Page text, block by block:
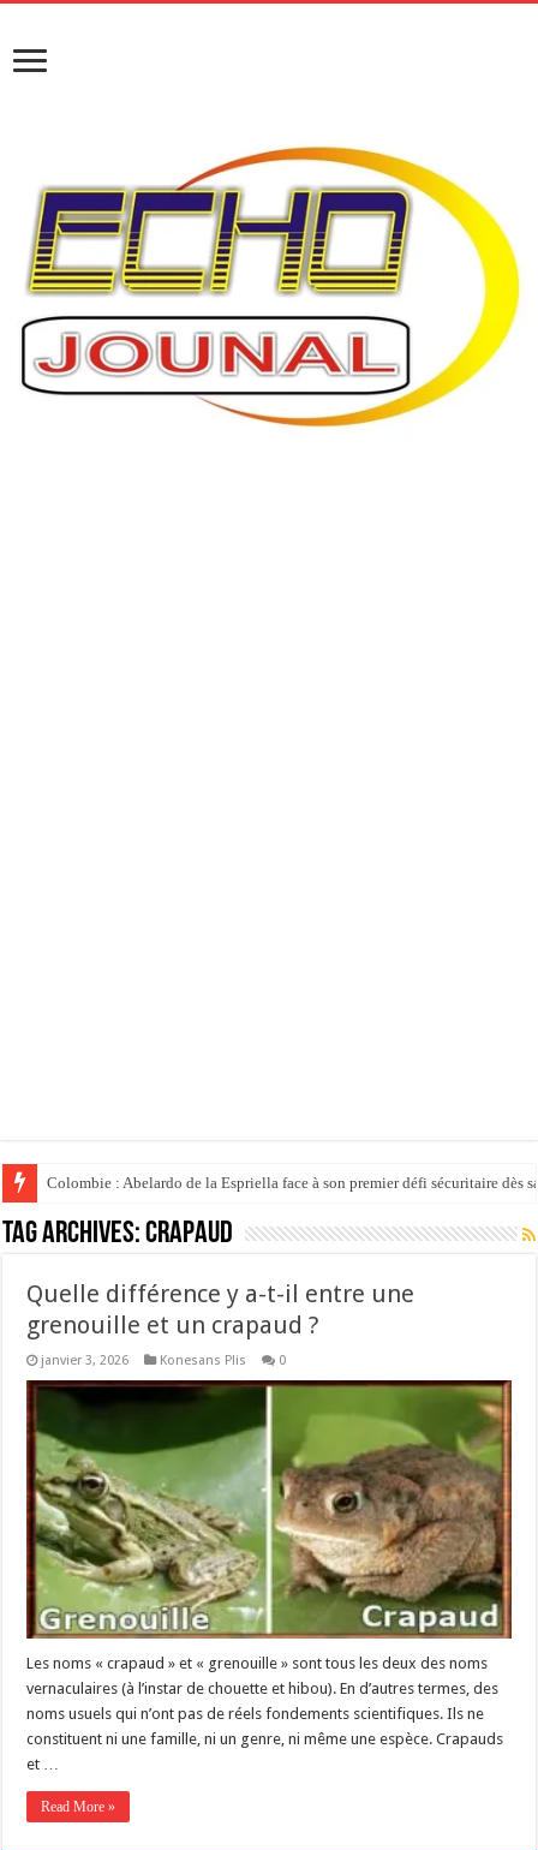
Colombie : Abelardo de la Espriella face à son premier défi sécuritaire dès
Tag Archives:CRAPAUD
Quelle différence y a-t-il entre une
grenouille et un crapaud ?
janvier 3, 2026 Konesans Plis 0
Les noms « crapaud » et « grenouille » sont tous les deux des noms
vernaculaires (à l’instar de chouette et hibou). En d’autres termes, des
noms usuels qui n’ont pas de réels fondements scientifiques. Ils ne
constituent ni une famille, ni un genre, ni même une espèce. Crapauds
et …
Read More »